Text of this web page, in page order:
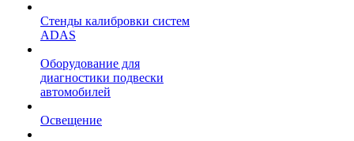
Стенды калибровки систем
ADAS
Оборудование для
диагностики подвески
автомобилей
Освещение